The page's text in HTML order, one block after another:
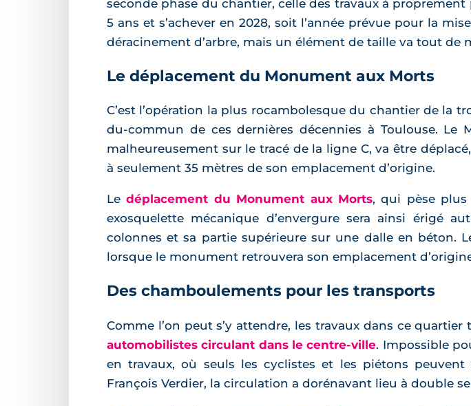
seconde phase du chantier, celle des travaux à
5 ans et s’achever en 2028, soit l’année prévue pour la
déracinement d’arbre, mais un élément de taille va tout de
Le déplacement du Monument aux Morts
C’est l’opération la plus rocambolesque du chantier de la
du-commun de ces dernières décennies à Toulouse.
malheureusement sur le tracé de la ligne C, va être
à seulement 35 mètres de son emplacement d’origine.
Ledéplacement du Monument aux Morts, qui pèse plus
exosquelette mécanique d’envergure sera ainsi érigé
colonnes et sa partie supérieure sur une dalle en béton.
lorsque le monument retrouvera son emplacement
Des chamboulements pour les transports
Comme l’on peut s’y attendre, les travaux dans ce
automobilistes circulant dans le centre-ville. Impossible
en travaux, où seuls les cyclistes et les piétons
François Verdier, la circulation a dorénavant lieu à double